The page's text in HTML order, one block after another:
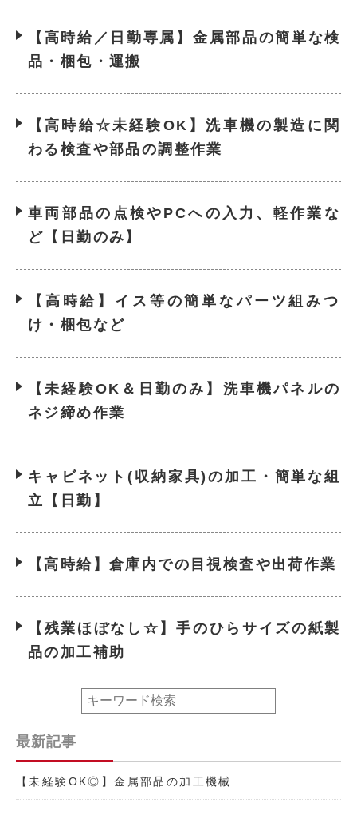
【高時給／日勤専属】金属部品の簡単な検
品・梱包・運搬
【高時給☆未経験OK】洗車機の製造に関
わる検査や部品の調整作業
車両部品の点検やPCへの入力、軽作業な
ど【日勤のみ】
【高時給】イス等の簡単なパーツ組みつ
け・梱包など
【未経験OK＆日勤のみ】洗車機パネルの
ネジ締め作業
キャビネット(収納家具)の加工・簡単な組
立【日勤】
【高時給】倉庫内での目視検査や出荷作業
【残業ほぼなし☆】手のひらサイズの紙製
品の加工補助
最新記事
【未経験OK◎】金属部品の加工機械…